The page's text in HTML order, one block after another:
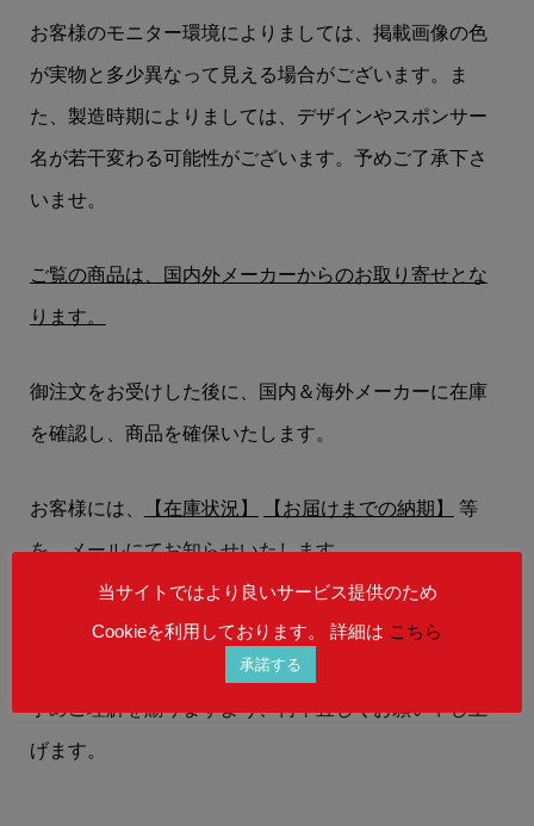
お客様のモニター環境によりましては、掲載画像の色
が実物と多少異なって見える場合がございます。ま
た、製造時期によりましては、デザインやスポンサー
名が若干変わる可能性がございます。予めご了承下さ
いませ。
ご覧の商品は、国内外メーカーからのお取り寄せとな
ります。
御注文をお受けした後に、国内＆海外メーカーに在庫
を確認し、商品を確保いたします。
お客様には、 【在庫状況】 【お届けまでの納期】 等
を、メールにてお知らせいたします。
在庫状況によりましては、御注文後にご希望の商品を
ご用意することができない場合もございます。
予めご理解を賜りますよう、何卒宜しくお願い申し上
げます。
当サイトではより良いサービス提供のため
Cookieを利用しております。 詳細は こちら
承諾する